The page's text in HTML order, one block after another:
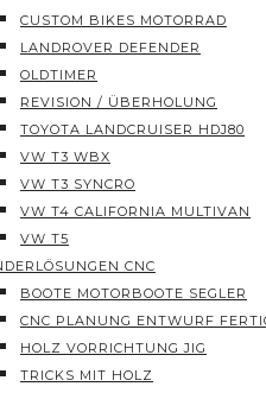
CUSTOM BIKES MOTORRAD
LANDROVER DEFENDER
OLDTIMER
REVISION / ÜBERHOLUNG
TOYOTA LANDCRUISER HDJ80
VW T3 WBX
VW T3 SYNCRO
VW T4 CALIFORNIA MULTIVAN
VW T5
CNC
BOOTE MOTORBOOTE SEGLER
CNC PLANUNG ENTWURF
HOLZ VORRICHTUNG JIG
TRICKS MIT HOLZ